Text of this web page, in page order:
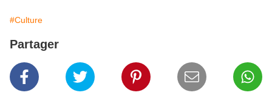
#Culture
Partager